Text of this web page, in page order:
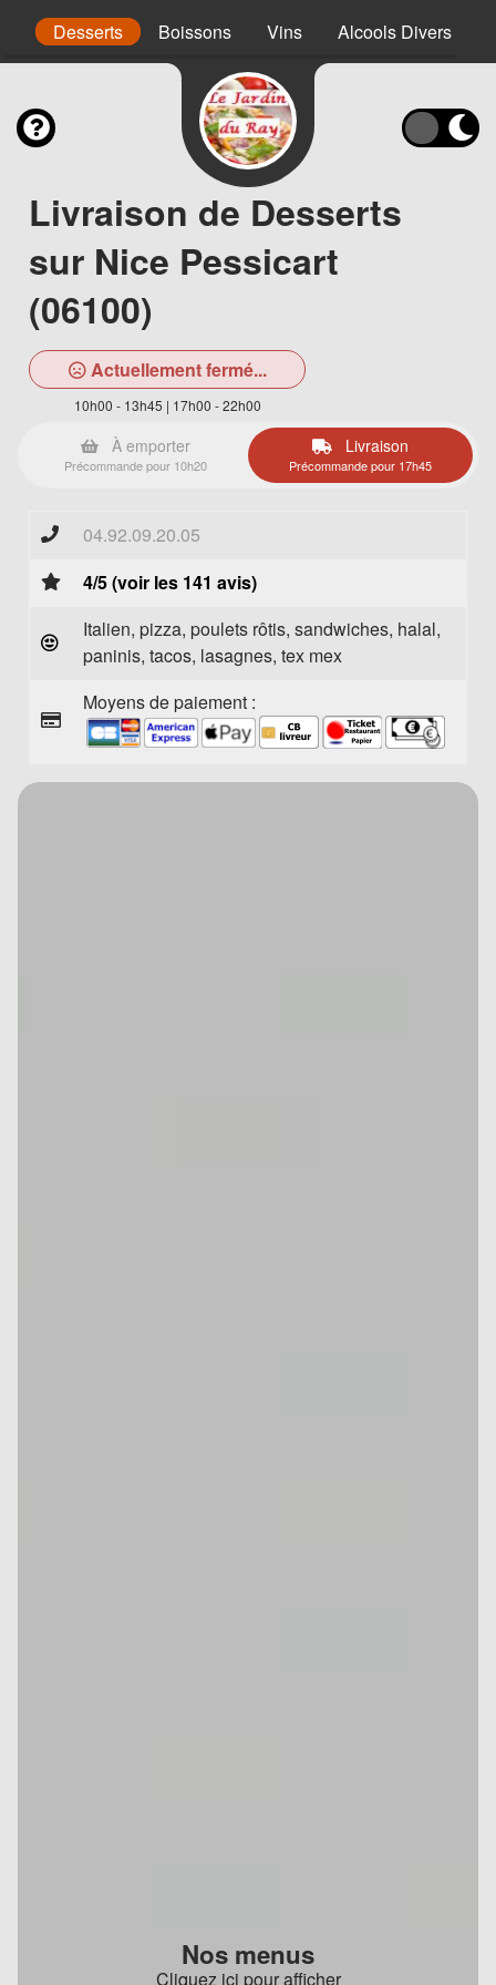
Desserts Boissons Vins Alcools Divers
Livraison de Desserts
sur Nice Pessicart
(06100)
Actuellement fermé...
10h00 - 13h45 | 17h00 - 22h00
À emporter
Précommande pour 10h20
Livraison
Précommande pour 17h45
04.92.09.20.05
4/5 (voir les 141 avis)
Italien, pizza, poulets rôtis, sandwiches, halal,
paninis, tacos, lasagnes, tex mex
Moyens de paiement :
Nos menus
Cliquez ici pour afficher